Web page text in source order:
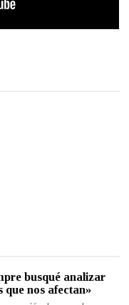
busqué analizar
que nos afectan»